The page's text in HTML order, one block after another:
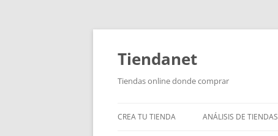
Saltar
contenido
Tiendanet
Tiendas online donde comprar
CREA TU TIENDA ANÁLISIS DE TIENDAS